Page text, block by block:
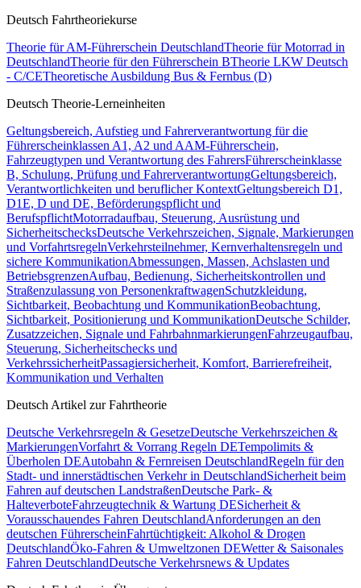
Deutsch Fahrtheoriekurse
Theorie für AM-Führerschein DeutschlandTheorie für Motorrad in
DeutschlandTheorie für den Führerschein BTheorie LKW Deutsch
- C/CETheoretische Ausbildung Bus & Fernbus (D)
Deutsch Theorie-Lerneinheiten
Geltungsbereich, Aufstieg und Fahrerverantwortung für die
Führerscheinklassen A1, A2 und AAM-Führerschein,
Fahrzeugtypen und Verantwortung des FahrersFührerscheinklasse
B, Schulung, Prüfung und FahrerverantwortungGeltungsbereich,
Verantwortlichkeiten und beruflicher KontextGeltungsbereich D1,
D1E, D und DE, Beförderungspflicht und
BerufspflichtMotorradaufbau, Steuerung, Ausrüstung und
SicherheitschecksDeutsche Verkehrszeichen, Signale, Markierungen
und VorfahrtsregelnVerkehrsteilnehmer, Kernverhaltensregeln und
sichere KommunikationAbmessungen, Massen, Achslasten und
BetriebsgrenzenAufbau, Bedienung, Sicherheitskontrollen und
Straßenzulassung von PersonenkraftwagenSchutzkleidung,
Sichtbarkeit, Beobachtung und KommunikationBeobachtung,
Sichtbarkeit, Positionierung und KommunikationDeutsche Schilder,
Zusatzzeichen, Signale und FahrbahnmarkierungenFahrzeugaufbau,
Steuerung, Sicherheitschecks und
VerkehrssicherheitPassagiersicherheit, Komfort, Barrierefreiheit,
Kommunikation und Verhalten
Deutsch Artikel zur Fahrtheorie
Deutsche Verkehrsregeln & GesetzeDeutsche Verkehrszeichen &
MarkierungenVorfahrt & Vorrang Regeln DETempolimits &
Überholen DEAutobahn & Fernreisen DeutschlandRegeln für den
Stadt- und innerstädtischen Verkehr in DeutschlandSicherheit beim
Fahren auf deutschen LandstraßenDeutsche Park- &
HalteverboteFahrzeugtechnik & Wartung DESicherheit &
Vorausschauendes Fahren DeutschlandAnforderungen an den
deutschen FührerscheinFahrtüchtigkeit: Alkohol & Drogen
DeutschlandÖko-Fahren & Umweltzonen DEWetter & Saisonales
Fahren DeutschlandDeutsche Verkehrsnews & Updates